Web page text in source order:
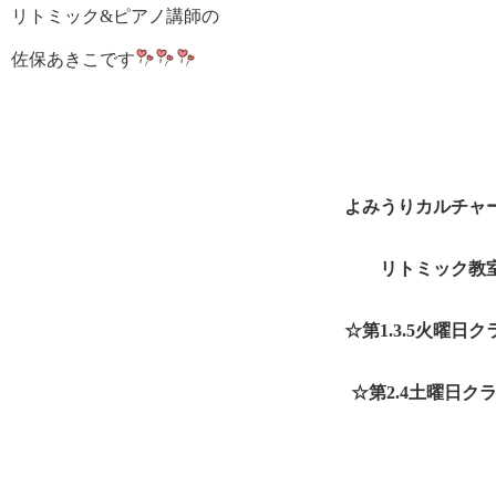
リトミック&ピアノ講師の
佐保あきこです
よみうりカルチャ
リトミック教
☆第1.3.5火曜日ク
☆第2.4土曜日ク